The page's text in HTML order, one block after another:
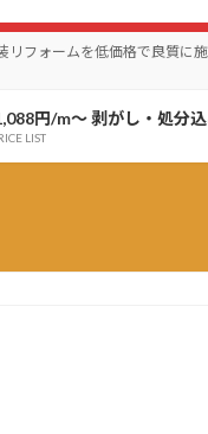
フォームを低価格で良質
円/m〜 剥がし・処分
LIST